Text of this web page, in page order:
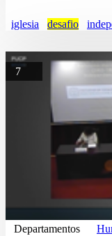
iglesia desafio
7
Departamentos